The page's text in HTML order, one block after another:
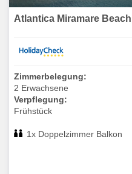
Atlantica Miramare Beach
Zimmerbelegung:
2 Erwachsene
Verpflegung:
Frühstück
1x Doppelzimmer Balkon